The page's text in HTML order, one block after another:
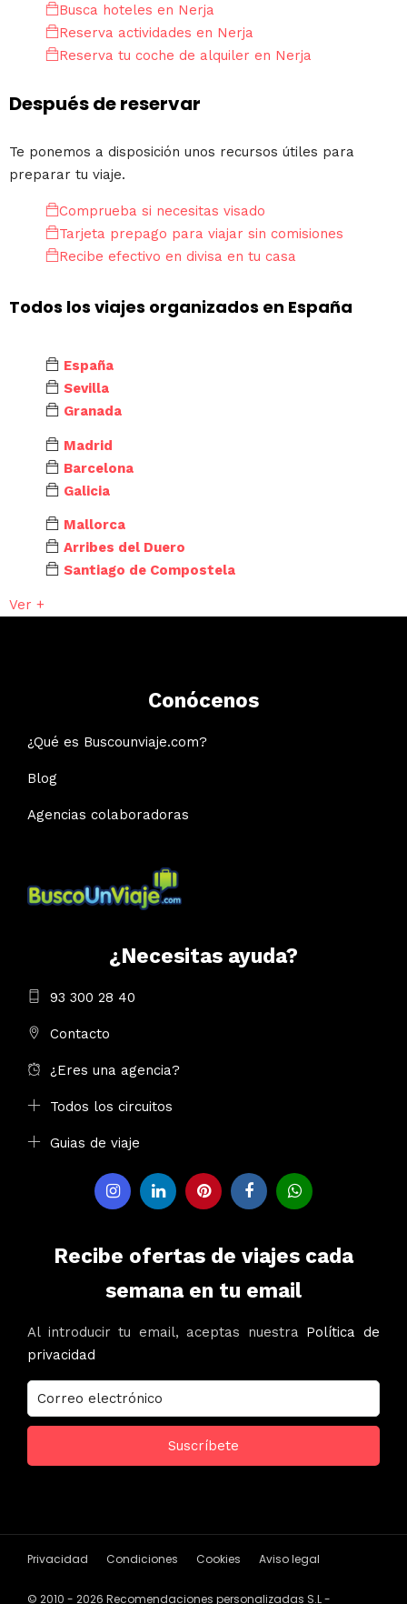
Busca hoteles en Nerja
Reserva actividades en Nerja
Reserva tu coche de alquiler en Nerja
Después de reservar
Te ponemos a disposición unos recursos útiles para
preparar tu viaje.
Comprueba si necesitas visado
Tarjeta prepago para viajar sin comisiones
Recibe efectivo en divisa en tu casa
Todos los viajes organizados en España
España
Sevilla
Granada
Madrid
Barcelona
Galicia
Mallorca
Arribes del Duero
Santiago de Compostela
Ver +
Conócenos
¿Qué es Buscounviaje.com?
Blog
Agencias colaboradoras
¿Necesitas ayuda?
93 300 28 40
Contacto
¿Eres una agencia?
Todos los circuitos
Guias de viaje
Recibe ofertas de viajes cada
semana en tu email
Al introducir tu email, aceptas nuestra Política de
privacidad
Privacidad Condiciones Cookies Aviso legal
© 2010 - 2026 Recomendaciones personalizadas S.L -